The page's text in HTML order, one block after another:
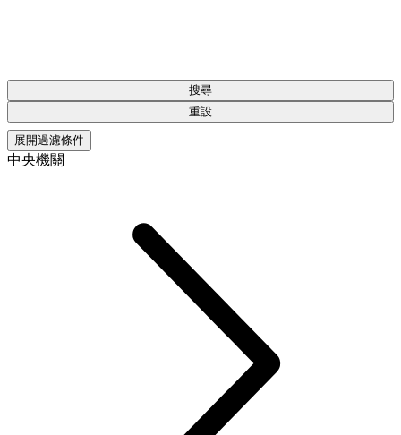
搜尋
重設
展開過濾條件
中央機關